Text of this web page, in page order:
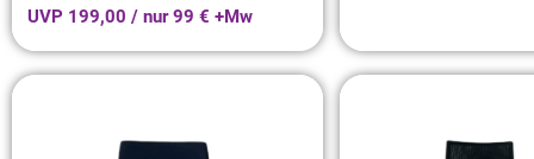
UVP 199,00 / nur 99 € +Mw